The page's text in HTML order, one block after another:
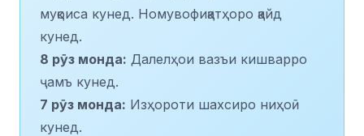
муқоиса кунед. Номувофиқатҳоро қайд
кунед.
8 рӯз монда: Далелҳои вазъи кишварро
ҷамъ кунед.
7 рӯз монда: Изҳороти шахсиро ниҳоӣ
кунед.